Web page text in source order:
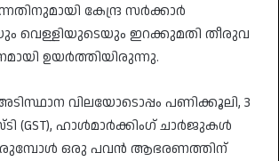
കേന്ദ്ര സർക്കാർ
വെള്ളിയുടെയും ഇറക്കുമതി തീരുവ
ഉയർത്തിയിരുന്നു.
വിലയോടൊപ്പം പണിക്കൂലി, 3
(GST), ഹാൾമാർക്കിംഗ് ചാർജുകൾ
ഒരു പവൻ ആഭരണത്തിന്